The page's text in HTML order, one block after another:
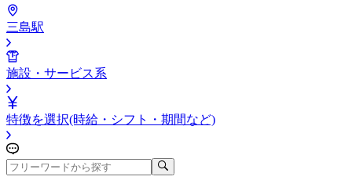
三島駅
施設・サービス系
特徴を選択(時給・シフト・期間など)